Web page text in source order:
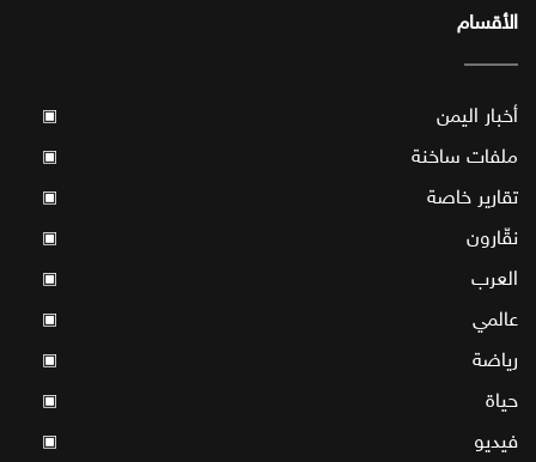
الأقسام
أخبار اليمن ▣
ملفات ساخنة ▣
تقارير خاصة ▣
نقّارون ▣
العرب ▣
عالمي ▣
رياضة ▣
حياة ▣
فيديو ▣